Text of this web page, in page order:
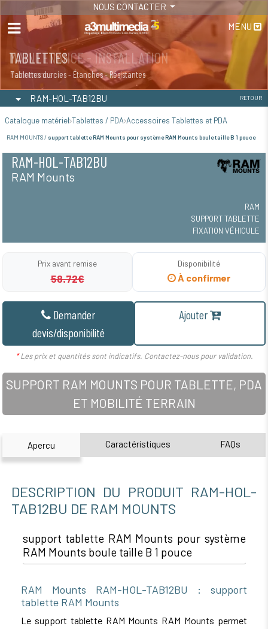
NOUS CONTACTER
MENU
MAINTENANCE - INSTALLATION
Maintenance
TABLETTES
Tablettes durcies - Étanches - Résistantes
RAM-HOL-TAB12BU RETOUR
Catalogue matériel Tablettes / PDA Accessoires Tablettes et PDA
RAM MOUNTS / support tablette RAM Mounts pour système RAM Mounts boule taille B 1 pouce
RAM-HOL-TAB12BU
RAM Mounts
RAM
SUPPORT TABLETTE
FIXATION VÉHICULE
Prix avant remise
58.72€
Disponibilité
À confirmer
Demander
devis/disponibilité
Ajouter
*Les prix et quantités sont indicatifs. Contactez-nous pour validation.
SUPPORT RAM MOUNTS POUR TABLETTE, PDA
ET MOBILITÉ TERRAIN
Apercu Caractéristiques FAQs
DESCRIPTION DU PRODUIT RAM-HOL-
TAB12BU DE RAM MOUNTS
support tablette RAM Mounts pour système
RAM Mounts boule taille B 1 pouce
RAM Mounts RAM-HOL-TAB12BU : support
tablette RAM Mounts
Le support tablette RAM Mounts RAM Mounts permet